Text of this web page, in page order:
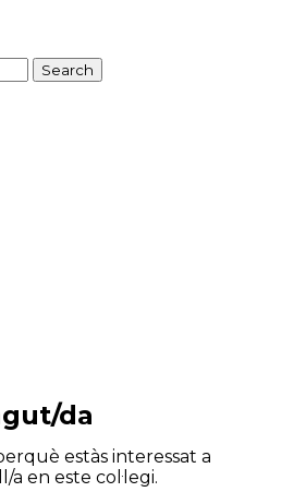
da
estàs interessat a
en este col·legi.